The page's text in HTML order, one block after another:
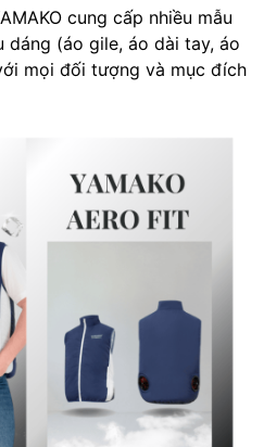
cung cấp nhiều mẫu
dáng (áo gile, áo dài tay, áo
mọi đối tượng và mục đích